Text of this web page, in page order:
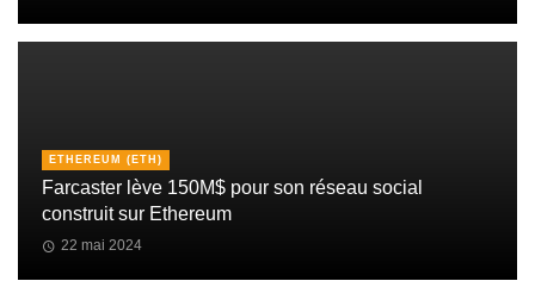
ETHEREUM (ETH)
Farcaster lève 150M$ pour son réseau social
construit sur Ethereum
22 mai 2024